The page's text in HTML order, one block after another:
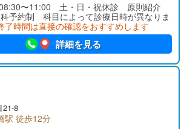
〜11:00 土・日・祝休診 原則紹介
予約制 科目によって診療日時が異なりま
了時間は直接の確認をおすすめします
詳細を見る
21-8
駅 徒歩12分